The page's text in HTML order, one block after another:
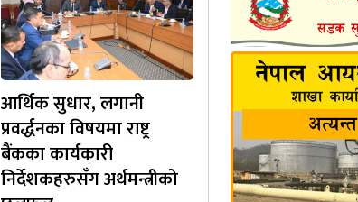
आर्थिक सुधार, लगानी
प्रवर्द्धनका विषयमा राष्ट्र
बैंकका कार्यकारी
निर्देशकहरुसँग अर्थमन्त्रीको